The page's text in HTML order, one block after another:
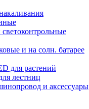
и на солн. батарее
для растений
лестниц
и аксессуары